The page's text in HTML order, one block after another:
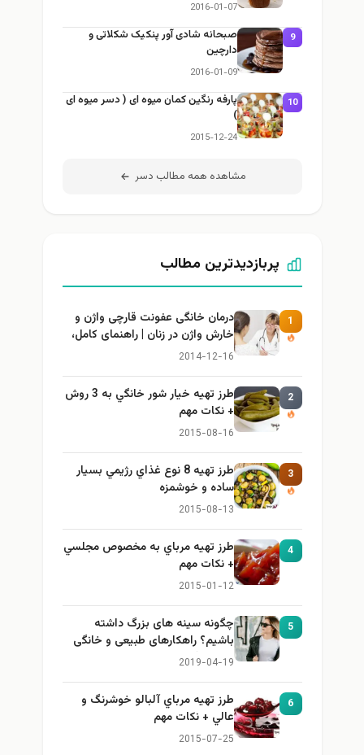
2016-01-07
9
صبحانه شادی آور پنکیک شکلاتی و
دارچین
2016-01-09
10
پارفه رنگین کمان میوه ای ( دسر میوه ای
)
2015-12-24
مشاهده همه مطالب دسر
پربازدیدترین مطالب
1
درمان خانگی عفونت قارچی واژن و
خارش واژن در زنان | راهنمای کامل،
ایمن و کاربردی
2014-12-16
2
طرز تهيه خیار شور خانگي به 3 روش
+ نكات مهم
2015-08-16
3
طرز تهيه 8 نوع غذاي رژيمي بسيار
ساده و خوشمزه
2015-08-13
4
طرز تهيه مرباي به مخصوص مجلسي
+ نكات مهم
2015-01-12
5
چگونه سینه های بزرگ داشته
باشیم؟ راهکارهای طبیعی و خانگی
برای بزرگ کردن سینه
2019-04-19
6
طرز تهيه مرباي آلبالو خوشرنگ و
عالي + نكات مهم
2015-07-25